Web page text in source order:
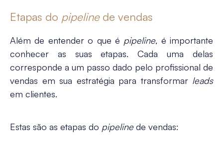
Etapas do pipeline de vendas
Além de entendero que é pipeline, é importante
conhecer as suas etapas. Cada uma delas
corresponde a um passo dado pelo profissional de
vendas em sua estratégia para transformar leads
em clientes.
Estas são as etapas do pipelinede vendas: